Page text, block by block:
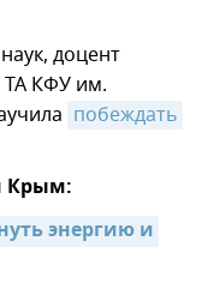
доцент
ТА КФУ им.
побеждать
Крым:
энергию и